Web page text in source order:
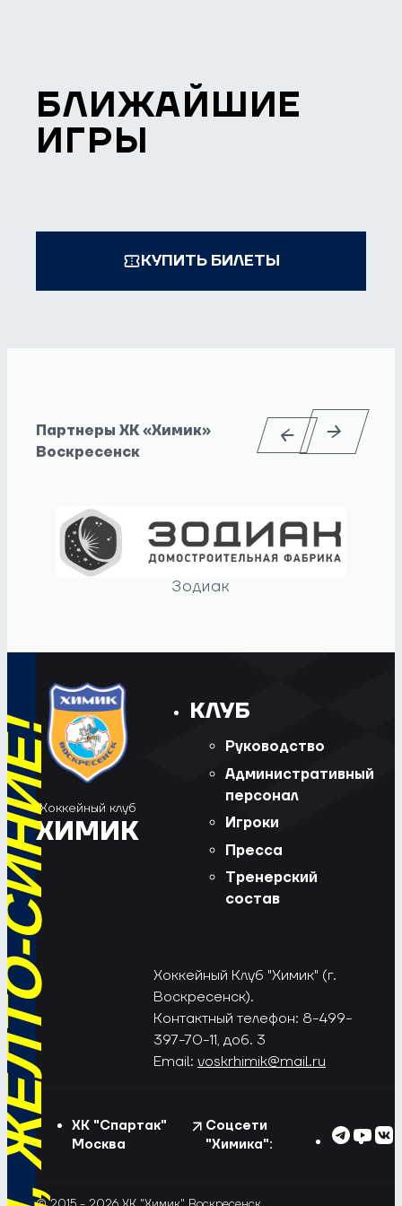
БЛИЖАЙШИЕ
ИГРЫ
КУПИТЬ БИЛЕТЫ
Партнеры ХК «Химик»
Воскресенск
Зодиак
Хоккейный клуб
ХИМИК
КЛУБ
Руководство
Административный
персонал
Игроки
Пресса
Тренерский
состав
Хоккейный Клуб "Химик" (г.
Воскресенск).
Контактный телефон: 8-499-
397-70-11, доб. 3
Email: voskrhimik@mail.ru
ХК "Спартак"
Москва
Соцсети
"Химика":